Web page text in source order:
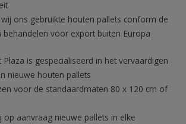
ons gebruikte houten pallets conform de
behandelen voor export buiten Europa
Plaza is gespecialiseerd in het vervaardigen
nieuwe houten pallets
voor de standaardmaten 80 x 120 cm of
op aanvraag nieuwe pallets in elke